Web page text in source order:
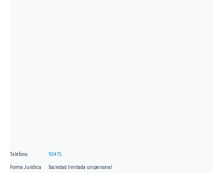
Teléfono 93475...
Forma Jurídica Sociedad limitada unipersonal